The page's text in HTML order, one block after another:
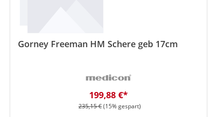
Gorney Freeman HM Schere geb 17cm
Verkaufspreis:
199,88 €*
Regulärer Preis:
235,15 €(15% gespart)